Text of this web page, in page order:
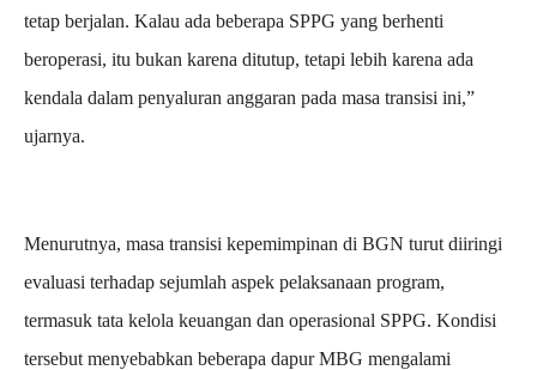
tetap berjalan. Kalau ada beberapa SPPG yang berhenti
beroperasi, itu bukan karena ditutup, tetapi lebih karena ada
kendala dalam penyaluran anggaran pada masa transisi ini,”
ujarnya.
Menurutnya, masa transisi kepemimpinan di BGN turut diiringi
evaluasi terhadap sejumlah aspek pelaksanaan program,
termasuk tata kelola keuangan dan operasional SPPG. Kondisi
tersebut menyebabkan beberapa dapur MBG mengalami